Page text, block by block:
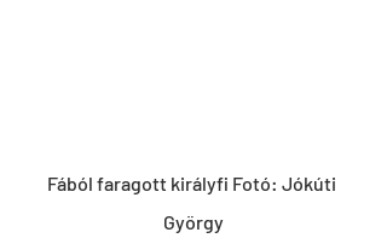
Fából faragott királyfi Fotó: Jókúti
György